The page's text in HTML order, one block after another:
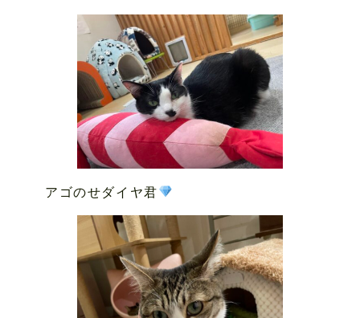
アゴのせダイヤ君